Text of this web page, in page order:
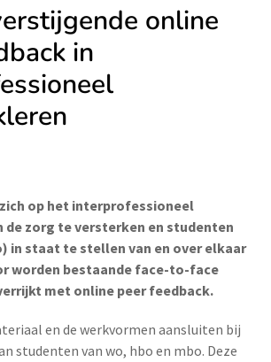
online
in
op het interprofessioneel
de zorg te versterken en studenten
in staat te stellen van en over elkaar
worden bestaande face-to-face
met online peer feedback.
en de werkvormen aansluiten bij
studenten van wo, hbo en mbo. Deze